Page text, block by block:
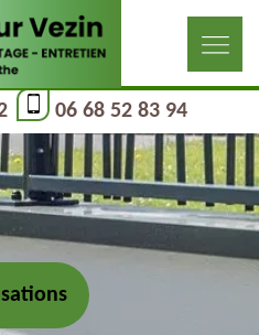
06 68 52 83 94